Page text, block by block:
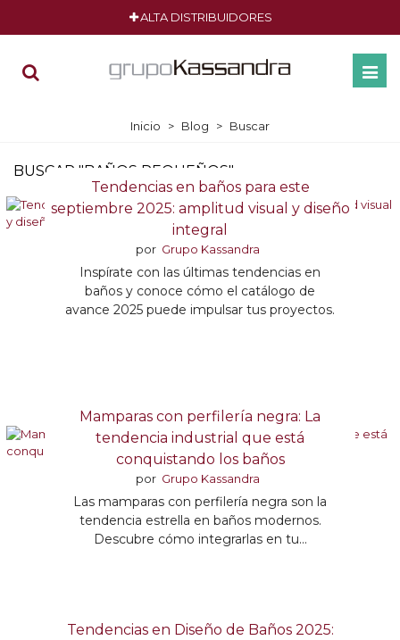
ALTA DISTRIBUIDORES
Inicio > Blog > Buscar
BUSCAR "BAÑOS PEQUEÑOS"
Tendencias en baños para este
septiembre 2025: amplitud visual y diseño
integral
por Grupo Kassandra
Inspírate con las últimas tendencias en
baños y conoce cómo el catálogo de
avance 2025 puede impulsar tus proyectos.
Mamparas con perfilería negra: La
tendencia industrial que está
conquistando los baños
por Grupo Kassandra
Las mamparas con perfilería negra son la
tendencia estrella en baños modernos.
Descubre cómo integrarlas en tu...
Tendencias en Diseño de Baños 2025: